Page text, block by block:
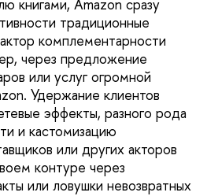
книгами, Amazon сразу
традиционные
комплементарности
через пред­ложение
или услуг огромной
Удержание клиентов
эффекты, разного рода
и касто­мизацию
или других акторов
контуре через
или ловушки невозвратных